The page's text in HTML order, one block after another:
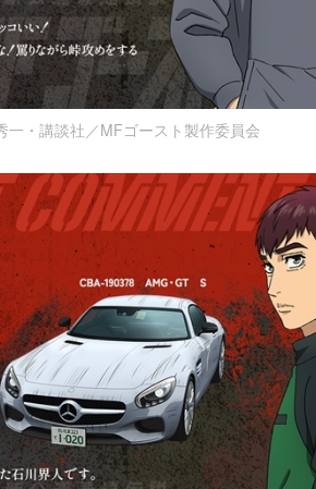
一・講談社／MFゴースト製作委員会